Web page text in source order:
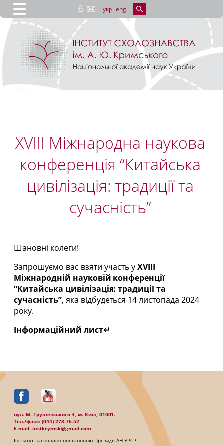
укр eng
XVIII Міжнародна наукова
конференція “Китайська
цивілізація: традиції та
сучасність”
Шановні колеги!
Запрошуємо вас взяти участь уXVIII
Міжнародній науковій конференції
“Китайська цивілізація: традиції та
сучасність”, яка відбудеться 14 листопада 2024
року.
Інформаційний лист↵
вул. М. Грушевського 4, м. Київ, 01001.
Тел./факc: (044) 278-76-52
E-mail: instkrymsk@gmail.com
Інститут засновано постановою Президії АН УРСР